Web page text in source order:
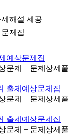
해설 제공
제집
예상문제집
문제 + 문제상세풀
출제예상문제집
문제 + 문제상세풀
출제예상문제집
문제 + 문제상세풀